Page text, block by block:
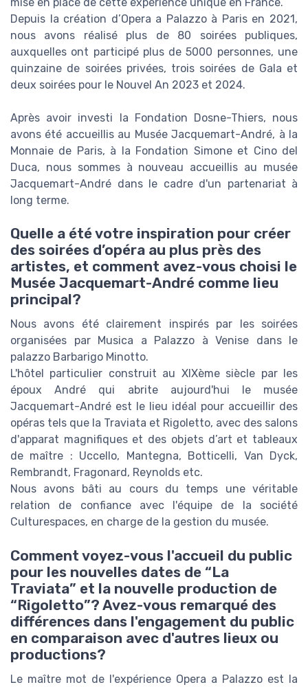
Depuis la création d’Opera a Palazzo à Paris en 2021,
nous avons réalisé plus de 80 soirées publiques,
auxquelles ont participé plus de 5000 personnes, une
quinzaine de soirées privées, trois soirées de Gala et
deux soirées pour le Nouvel An 2023 et 2024.
Après avoir investi la Fondation Dosne-Thiers, nous
avons été accueillis au Musée Jacquemart-André, à la
Monnaie de Paris, à la Fondation Simone et Cino del
Duca, nous sommes à nouveau accueillis au musée
Jacquemart-André dans le cadre d'un partenariat à
long terme.
Quelle a été votre inspiration pour créer
des soirées d’opéra au plus près des
artistes, et comment avez-vous choisi le
Musée Jacquemart-André comme lieu
principal?
Nous avons été clairement inspirés par les soirées
organisées par Musica a Palazzo à Venise dans le
palazzo Barbarigo Minotto.
L'hôtel particulier construit au XIXème siècle par les
époux André qui abrite aujourd'hui le musée
Jacquemart-André est le lieu idéal pour accueillir des
opéras tels que la Traviata et Rigoletto, avec des salons
d'apparat magnifiques et des objets d’art et tableaux
de maître : Uccello, Mantegna, Botticelli, Van Dyck,
Rembrandt, Fragonard, Reynolds etc.
Nous avons bâti au cours du temps une véritable
relation de confiance avec l'équipe de la société
Culturespaces, en charge de la gestion du musée.
Comment voyez-vous l'accueil du public
pour les nouvelles dates de “La
Traviata” et la nouvelle production de
“Rigoletto”? Avez-vous remarqué des
différences dans l'engagement du public
en comparaison avec d'autres lieux ou
productions?
Le maître mot de l'expérience Opera a Palazzo est la